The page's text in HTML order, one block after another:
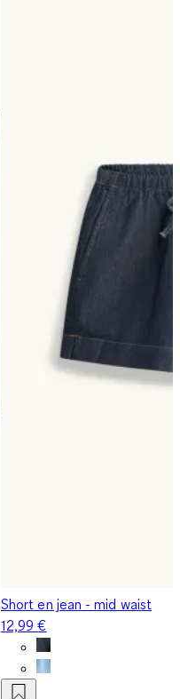
Short en jean - mid waist
12,99 €